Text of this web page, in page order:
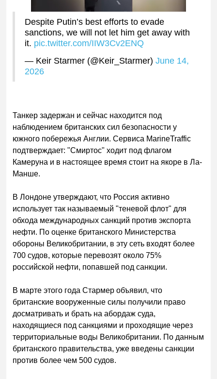
Despite Putin’s best efforts to evade
sanctions, we will not let him get away with
it. pic.twitter.com/IIW3Cv2ENQ
— Keir Starmer (@Keir_Starmer)June 14,
2026
Танкер задержан и сейчас находится под
наблюдением британских сил безопасности у
южного побережья Англии. Сервиса MarineTraffic
подтверждает: "Смиртос" ходит под флагом
Камеруна и в настоящее время стоит на якоре в Ла-
Манше.
В Лондоне утверждают, что Россия активно
использует так называемый "теневой флот" для
обхода международных санкций против экспорта
нефти. По оценке британского Министерства
обороны Великобритании, в эту сеть входят более
700 судов, которые перевозят около 75%
российской нефти, попавшей под санкции.
В марте этого года Стармер объявил, что
британские вооруженные силы получили право
досматривать и брать на абордаж суда,
находящиеся под санкциями и проходящие через
территориальные воды Великобритании. По данным
британского правительства, уже введены санкции
против более чем 500 судов.